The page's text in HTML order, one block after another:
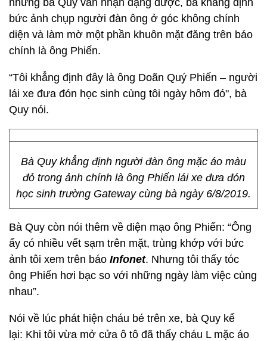
nhưng bà Quy vẫn nhận dạng được, bà khẳng định
bức ảnh chụp người đàn ông ở góc không chính
diện và làm mờ một phần khuôn mặt đăng trên báo
chính là ông Phiến.
“Tôi khẳng định đây là ông Doãn Quý Phiến – người
lái xe đưa đón học sinh cùng tôi ngày hôm đó", bà
Quy nói.
Bà Quy khẳng định người đàn ông mặc áo màu
đỏ trong ảnh chính là ông Phiến lái xe đưa đón
học sinh trường Gateway cùng bà ngày 6/8/2019.
Bà Quy còn nói thêm về diện mạo ông Phiến: “Ông
ấy có nhiều vết sạm trên mặt, trùng khớp với bức
ảnh tôi xem trên báo Infonet. Nhưng tôi thấy tóc
ông Phiến hơi bạc so với những ngày làm việc cùng
nhau”.
Nói về lúc phát hiện cháu bé trên xe, bà Quy kể
lại: Khi tôi vừa mở cửa ô tô đã thấy cháu L mặc áo